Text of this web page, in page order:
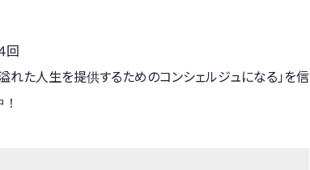
回
れた人生を提供するためのコンシェルジュになる」を信